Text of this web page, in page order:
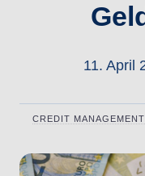
11. April
CREDIT MANAGEMENT